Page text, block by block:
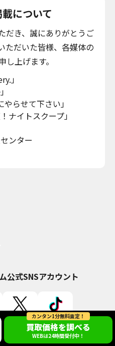
カンタン1分無料査定！
買取価格を調べる
WEBは24時間受付中！
について
だき、誠にありがとうご
ただいた皆様、各媒体の
上げます。
」
らせて下さい」
ナイトスクープ」
ンター
公式SNSアカウント